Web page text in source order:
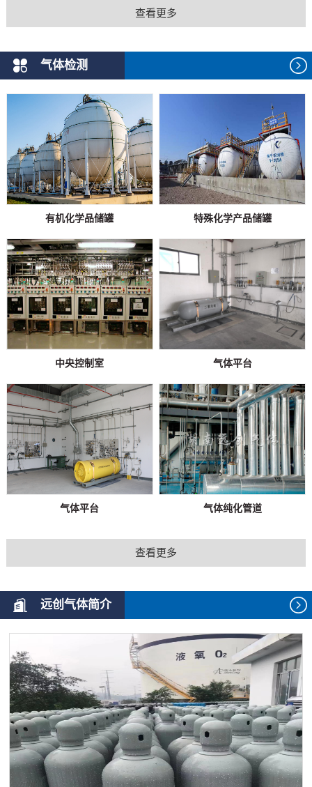
查看更多
气体检测
有机化学品储罐 特殊化学产品储罐
中央控制室 气体平台
气体平台 气体纯化管道
查看更多
远创气体简介